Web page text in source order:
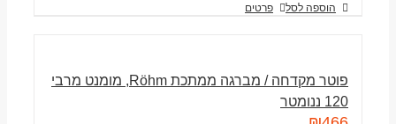
הוספה לסל פרטים
פוטר מקדחה / מברגה ממתכת Röhm, מומנט מרבי
120 ננומטר